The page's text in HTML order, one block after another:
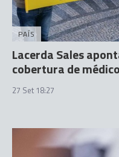
PAÍS
Lacerda Sales
cobertura de
27 Set 18:27